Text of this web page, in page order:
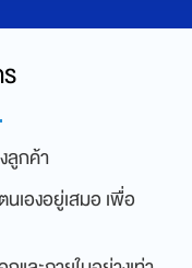
ร
ลูกค้า
เองอยู่เสมอ เพื่อ